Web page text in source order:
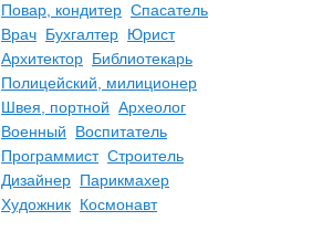
Повар, кондитер Спасатель
Врач Бухгалтер Юрист
Архитектор Библиотекарь
Полицейский, милиционер
Швея, портной Археолог
Военный
Воспитатель
Программист Строитель
Дизайнер Парикмахер
Художник Космонавт